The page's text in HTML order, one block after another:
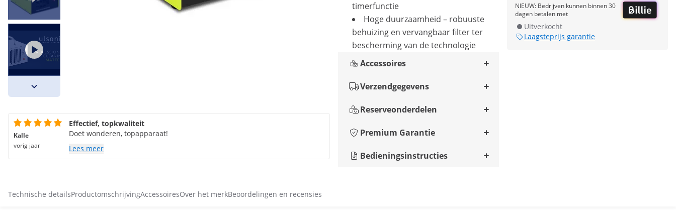
NIEUW: Bedrijven kunnen binnen 30
dagen betalen met
Uitverkocht
Laagsteprijs garantie
timerfunctie
Hoge duurzaamheid – robuuste
behuizing en vervangbaar filter ter
bescherming van de technologie
Accessoires
Verzendgegevens
Reserveonderdelen
Premium Garantie
Bedieningsinstructies
Kalle
vorig jaar
Effectief, topkwaliteit
Doet wonderen, topapparaat!
Lees meer
Technische detailsProductomschrijvingAccessoiresOver het merkBeoordelingen en recensies